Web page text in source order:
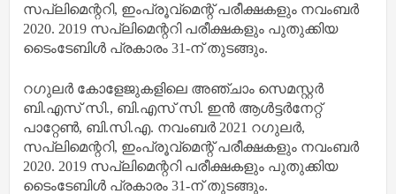
സപ്ലിമെന്ററി, ഇംപ്രൂവ്‌മെന്റ് പരീക്ഷകളും നവംബര്‍
2020. 2019 സപ്ലിമെന്ററി പരീക്ഷകളും പുതുക്കിയ
ടൈംടേബിള്‍ പ്രകാരം 31-ന് തുടങ്ങും.
റഗുലര്‍ കോളേജുകളിലെ അഞ്ചാം സെമസ്റ്റര്‍
ബി.എസ് സി., ബി.എസ് സി. ഇന്‍ ആള്‍ട്ടര്‍നേറ്റ്
പാറ്റേണ്‍, ബി.സി.എ. നവംബര്‍ 2021 റഗുലര്‍,
സപ്ലിമെന്ററി, ഇംപ്രൂവ്‌മെന്റ് പരീക്ഷകളും നവംബര്‍
2020. 2019 സപ്ലിമെന്ററി പരീക്ഷകളും പുതുക്കിയ
ടൈംടേബിള്‍ പ്രകാരം 31-ന് തുടങ്ങും.